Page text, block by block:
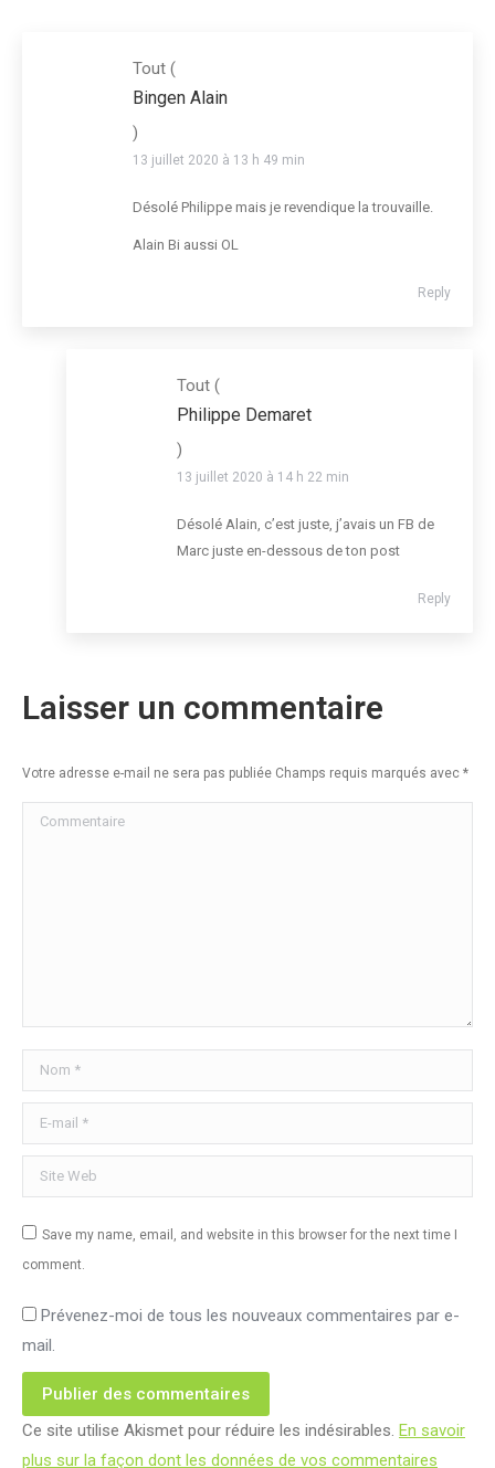
Tout (
Bingen Alain
)
13 juillet 2020 à 13 h 49 min
Désolé Philippe mais je revendique la trouvaille.
Alain Bi aussi OL
Reply
Tout (
Philippe Demaret
)
13 juillet 2020 à 14 h 22 min
Désolé Alain, c’est juste, j’avais un FB de
Marc juste en-dessous de ton post
Reply
Laisser un commentaire
Votre adresse e-mail ne sera pas publiée Champs requis marqués avec *
Commentaire
Nom *
E-mail *
Site Web
Save my name, email, and website in this browser for the next time I
comment.
Prévenez-moi de tous les nouveaux commentaires par e-
mail.
Publier des commentaires
Ce site utilise Akismet pour réduire les indésirables. En savoir
plus sur la façon dont les données de vos commentaires